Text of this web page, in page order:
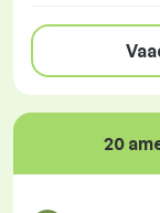
20